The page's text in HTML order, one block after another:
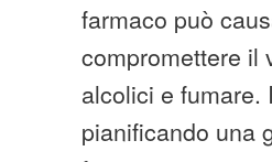
farmaco può
compromettere il
alcolici e
pianificando una